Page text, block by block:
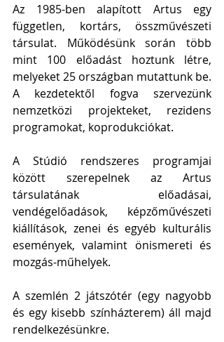
Az 1985-ben alapított Artus egy
független, kortárs, összművészeti
társulat. Működésünk során több
mint 100 előadást hoztunk létre,
melyeket 25 országban mutattunk be.
A kezdetektől fogva szervezünk
nemzetközi projekteket, rezidens
programokat, koprodukciókat.
A Stúdió rendszeres programjai
között szerepelnek az Artus
társulatának előadásai,
vendégelőadások, képzőművészeti
kiállítások, zenei és egyéb kulturális
események, valamint önismereti és
mozgás-műhelyek.
A szemlén 2 játszótér (egy nagyobb
és egy kisebb színházterem) áll majd
rendelkezésünkre.